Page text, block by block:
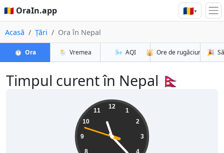
🇷🇴 OraIn.app 🇷🇴▾
Acasă Țări Ora în Nepal
⏱️ Ora 🌦️ Vremea 🌬️ AQI 🕌 Ore de rugăciune 🎉
Timpul curent în Nepal 🇳🇵
12
1
2
3
4
8
9
10
11